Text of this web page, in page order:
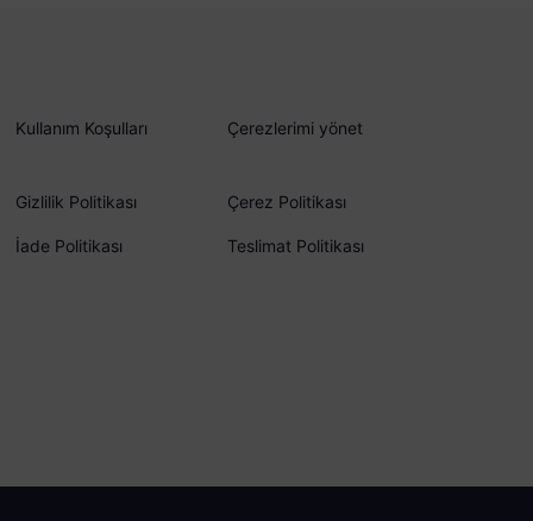
Kullanım Koşulları Çerezlerimi yönet
Gizlilik Politikası Çerez Politikası
İade Politikası Teslimat Politikası